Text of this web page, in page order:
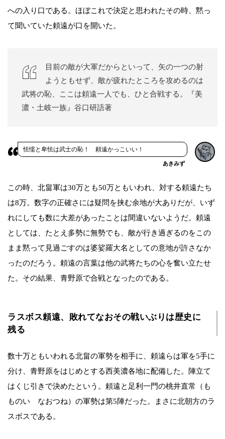
への入り口である。ほぼこれで決定と思われたその時、黙っ
て聞いていた頼遠が口を開いた。
目前の敵が大軍だからといって、矢の一つの射
ようともせず、敵が疲れたところを攻めるのは
武将の恥、ここは頼遠一人でも、ひと合戦する。『美
濃・土岐一族』谷口研語著
怯懦と卑怯は武士の恥！ 頼遠かっこいい！
あきみず
この時、北畠軍は30万とも50万ともいわれ、対する頼遠たち
は8万。数字の正確さには疑問を挟む余地が大ありだが、いず
れにしても数に大差があったことは間違いないようだ。頼遠
としては、たとえ多勢に無勢でも、敵が行き過ぎるのをこの
まま黙って見過ごすのは婆娑羅大名としての意地が許さなか
ったのだろう。頼遠の言葉は他の武将たちの心を奮い立たせ
た。その結果、青野原で合戦となったのである。
ラスボス頼遠、敗れてなおその戦いぶりは歴史に
残る
数十万ともいわれる北畠の軍勢を相手に、頼遠らは軍を5手に
分け、青野原をはじめとする西美濃各地に配備した。陣立て
はくじ引きで決めたという。頼遠と足利一門の桃井直常（も
ものい なおつね）の軍勢は第5陣だった。まさに北朝方のラ
スボスである。